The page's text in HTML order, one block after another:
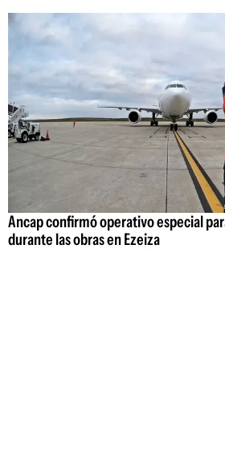
Ancap confirmó operativo especial
durante las obras en Ezeiza